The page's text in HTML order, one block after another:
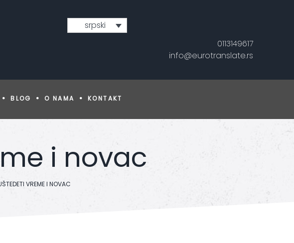
srpski
0113149617
info@eurotranslate.rs
BLOG O NAMA KONTAKT
i novac
VREME I NOVAC